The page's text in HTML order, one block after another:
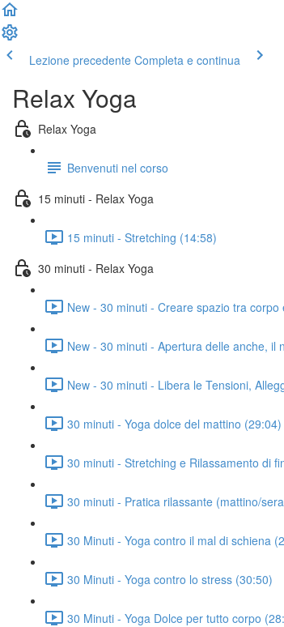
Lezione precedente Completa e continua
Relax Yoga
Relax Yoga
Benvenuti nel corso
15 minuti - Relax Yoga
15 minuti - Stretching (14:58)
30 minuti - Relax Yoga
New - 30 minuti - Creare spazio tra corpo
New - 30 minuti - Apertura delle anche, il
New - 30 minuti - Libera le Tensioni,
30 minuti - Yoga dolce del mattino (29:04)
30 minuti - Stretching e Rilassamento di
30 minuti - Pratica rilassante (mattino/
30 Minuti - Yoga contro il mal di schiena
30 Minuti - Yoga contro lo stress (30:50)
30 Minuti - Yoga Dolce per tutto corpo